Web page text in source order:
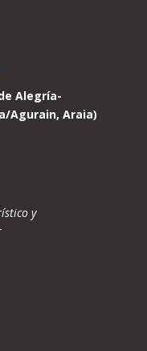
Alegría-
Agurain, Araia)
y